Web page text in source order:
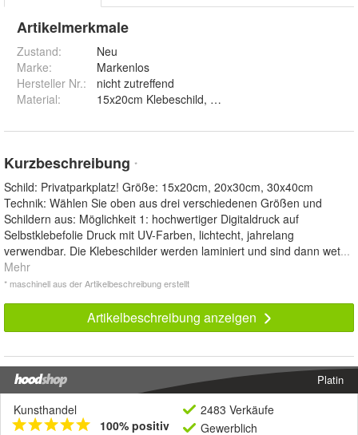
Artikelmerkmale
Zustand:
Neu
Marke:
Markenlos
Hersteller Nr.:
nicht zutreffend
Material: 15x20cm Klebeschild, 15x20cm PVC-Schild,
Kurzbeschreibung *
Schild: Privatparkplatz! Größe: 15x20cm, 20x30cm, 30x40cm
Technik: Wählen Sie oben aus drei verschiedenen Größen und
Schildern aus: Möglichkeit 1: hochwertiger Digitaldruck auf
Selbstklebefolie Druck mit UV-Farben, lichtecht, jahrelang
verwendbar. Die Klebeschilder werden laminiert und sind dann wet...
Mehr
* maschinell aus der Artikelbeschreibung erstellt
Artikelbeschreibung anzeigen
Platin
Kunsthandel
100% positiv
2483 Verkäufe
Gewerblich